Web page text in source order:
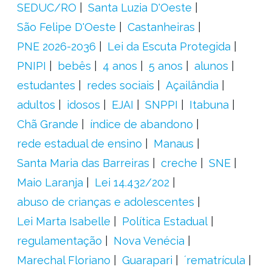
SEDUC/RO
Santa Luzia D'Oeste
São Felipe D'Oeste
Castanheiras
PNE 2026-2036
Lei da Escuta Protegida
PNIPI
bebês 4 anos 5 anos
alunos
estudantes
redes sociais
Açailândia
adultos
idosos EJAI SNPPI
Itabuna
Chã Grande
índice de abandono
rede estadual de ensino
Manaus
Santa Maria das Barreiras
creche
SNE
Maio Laranja
Lei 14.432/202
abuso de crianças e adolescentes
Lei Marta Isabelle
Política Estadual
regulamentação
Nova Venécia
Marechal Floriano
Guarapari
´rematrícula